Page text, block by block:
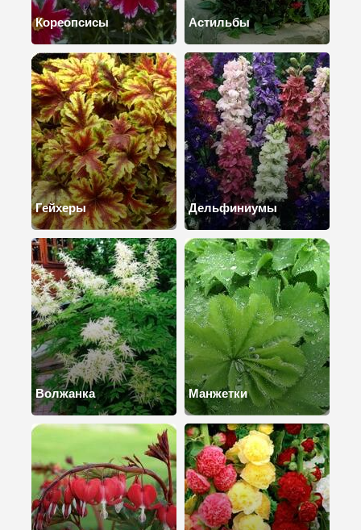
Кореопсисы Астильбы
Гейхеры Дельфиниумы
Волжанка Манжетки